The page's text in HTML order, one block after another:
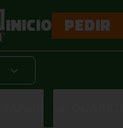
INICIO PEDIR